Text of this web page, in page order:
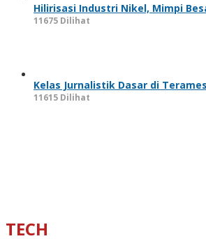
Hilirisasi Industri Nikel, Mimpi
11675 Dilihat
Kelas Jurnalistik Dasar di
11615 Dilihat
TECH